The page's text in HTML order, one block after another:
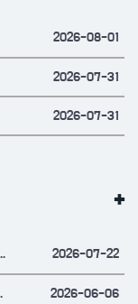
2026-08-01
2026-07-31
2026-07-31
+
2026-07-22
2026-06-06